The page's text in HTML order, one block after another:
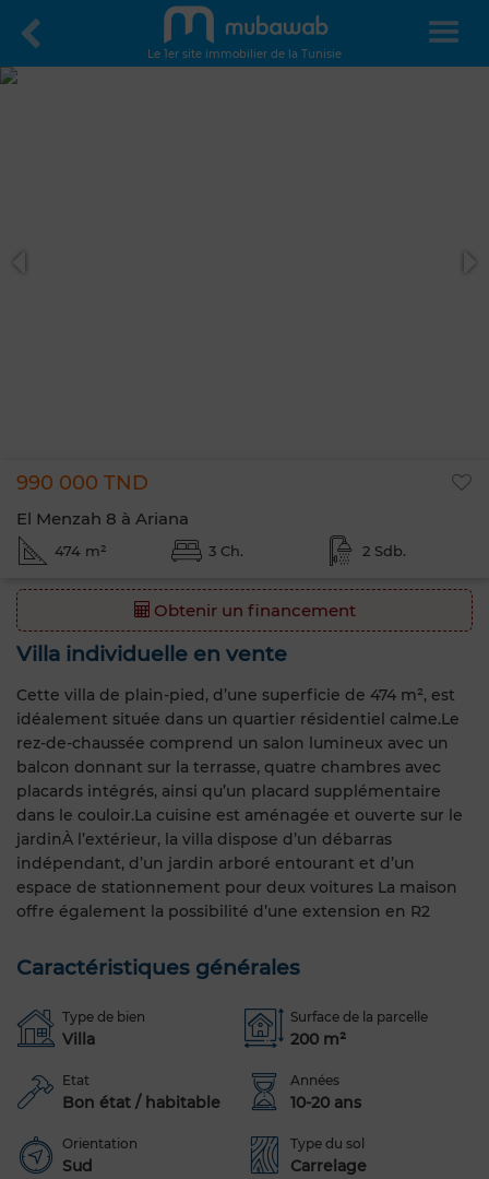
Le 1er site immobilier de la Tunisie
990 000 TND
El Menzah 8 à Ariana
474 m² 3 Ch. 2 Sdb.
Obtenir un financement
Villa individuelle en vente
Cette villa de plain-pied, d’une superficie de 474 m², est
idéalement située dans un quartier résidentiel calme.Le
rez-de-chaussée comprend un salon lumineux avec un
balcon donnant sur la terrasse, quatre chambres avec
placards intégrés, ainsi qu’un placard supplémentaire
dans le couloir.La cuisine est aménagée et ouverte sur le
jardinÀ l’extérieur, la villa dispose d’un débarras
indépendant, d’un jardin arboré entourant et d’un
espace de stationnement pour deux voitures La maison
offre également la possibilité d’une extension en R2
Caractéristiques générales
Type de bien
Villa
Surface de la parcelle
200 m²
Etat
Bon état / habitable
Années
10-20 ans
Orientation
Sud
Type du sol
Carrelage